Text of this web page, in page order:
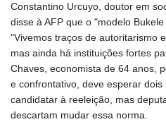
Constantino Urcuyo, doutor em
disse à AFP que o "modelo
"Vivemos traços de autoritarismo
mas ainda há instituições fortes
Chaves, economista de 64 anos,
e confrontativo, deve esperar
candidatar à reeleição, mas
descartam mudar essa norma.